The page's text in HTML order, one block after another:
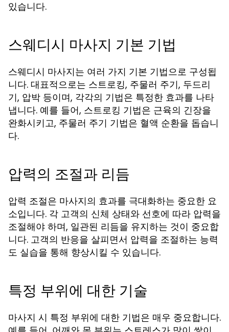
있습니다.
스웨디시 마사지 기본 기법
스웨디시 마사지는 여러 가지 기본 기법으로 구성됩
니다. 대표적으로는 스트로킹, 주물러 주기, 두드리
기, 압박 등이며, 각각의 기법은 특정한 효과를 나타
냅니다. 예를 들어, 스트로킹 기법은 근육의 긴장을
완화시키고, 주물러 주기 기법은 혈액 순환을 돕습니
다.
압력의 조절과 리듬
압력 조절은 마사지의 효과를 극대화하는 중요한 요
소입니다. 각 고객의 신체 상태와 선호에 따라 압력을
조절해야 하며, 일관된 리듬을 유지하는 것이 중요합
니다. 고객의 반응을 살피면서 압력을 조절하는 능력
도 실습을 통해 향상시킬 수 있습니다.
특정 부위에 대한 기술
마사지 시 특정 부위에 대한 기법은 매우 중요합니다.